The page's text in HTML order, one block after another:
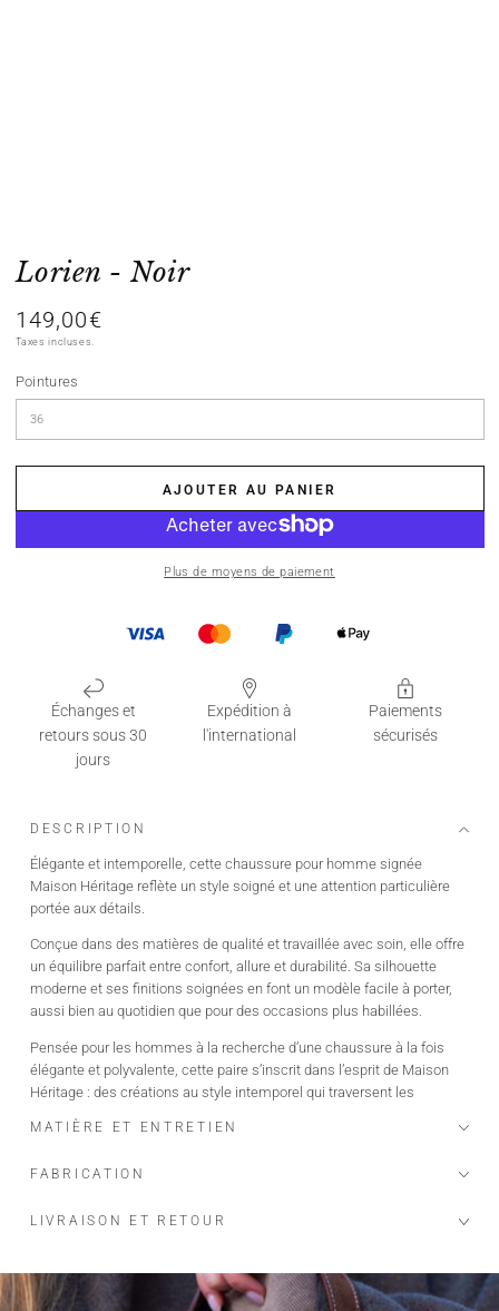
Lorien - Noir
Prix
normal
149,00€
Taxes incluses.
Pointures
AJOUTER AU PANIER
Plus de moyens de paiement
Échanges et
retours sous 30
jours
Expédition à
l'international
Paiements
sécurisés
DESCRIPTION
Élégante et intemporelle, cette chaussure pour homme signée
Maison Héritage reflète un style soigné et une attention particulière
portée aux détails.
Conçue dans des matières de qualité et travaillée avec soin, elle offre
un équilibre parfait entre confort, allure et durabilité. Sa silhouette
moderne et ses finitions soignées en font un modèle facile à porter,
aussi bien au quotidien que pour des occasions plus habillées.
Pensée pour les hommes à la recherche d’une chaussure à la fois
élégante et polyvalente, cette paire s’inscrit dans l’esprit de Maison
Héritage : des créations au style intemporel qui traversent les
MATIÈRE ET ENTRETIEN
FABRICATION
LIVRAISON ET RETOUR